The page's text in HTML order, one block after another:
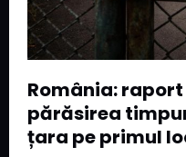
România: raport
părăsirea
țara pe primul